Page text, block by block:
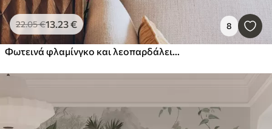
22.05€13.23€ 8
Φωτεινά φλαμίνγκο και λεοπαρδάλεις ανάμεσα σε τροπικά φυτά